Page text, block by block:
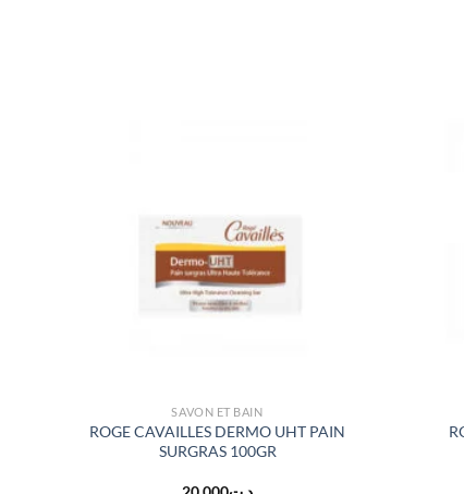
SAVON ET BAIN
ROGE CAVAILLES DERMO UHT PAIN
SURGRAS 100GR